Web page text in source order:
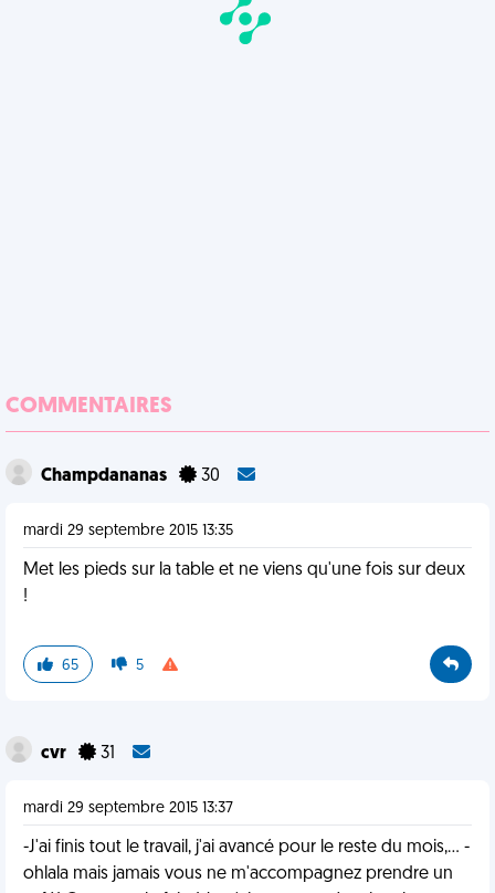
COMMENTAIRES
Champdananas 30
mardi 29 septembre 2015 13:35
Met les pieds sur la table et ne viens qu'une fois sur deux
!
65 5
cvr 31
mardi 29 septembre 2015 13:37
-J'ai finis tout le travail, j'ai avancé pour le reste du mois,... -
ohlala mais jamais vous ne m'accompagnez prendre un